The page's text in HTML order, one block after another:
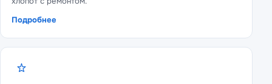
Подробнее